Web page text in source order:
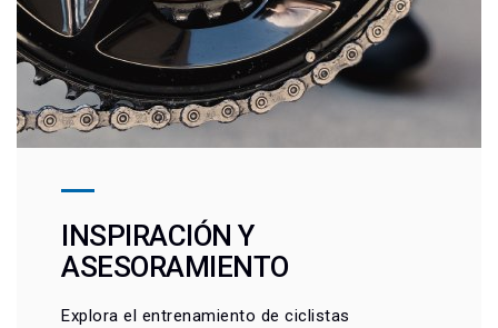
INSPIRACIÓN Y
ASESORAMIENTO
Explora el entrenamiento de ciclistas